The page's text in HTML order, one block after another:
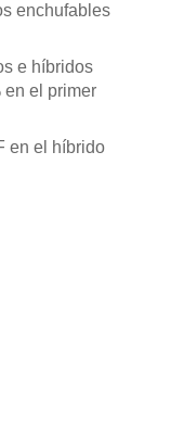
cerrar
enchufables
e híbridos
en el primer
en el híbrido